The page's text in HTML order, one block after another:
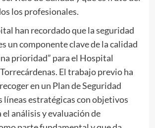
los profesionales.
han recordado que la seguridad
un componente clave de la calidad
prioridad” para el Hospital
El trabajo previo ha
en un Plan de Seguridad
líneas estratégicas con objetivos
análisis y evaluación de